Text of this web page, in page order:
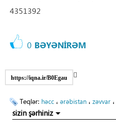
4351392
0 BƏYƏNİRƏM
https://iqna.ir/B0Egau
Teqlər: həcc ، ərəbistan ، zəvvar ،
sizin şərhiniz